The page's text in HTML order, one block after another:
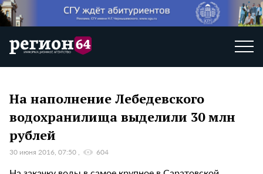
На наполнение Лебедевского
водохранилища выделили 30 млн
рублей
30 июня 2016, 07:50 604